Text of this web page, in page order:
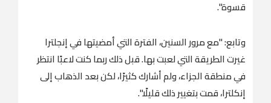
قسوة".
وتابع: "مع مرور السنين، الفترة التي أمضيتها في إنجلترا
غيرت الطريقة التي لعبت بها. قبل ذلك ربما كنت لاعبًا انتظر
في منطقة الجزاء، ولم أشارك كثيرًا، لكن بعد الذهاب إلى
إنكلترا، قمت بتغيير ذلك قليلًا".